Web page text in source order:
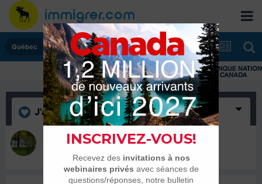
Québec
J'aime(1)
sublime85
28 janvier 2022